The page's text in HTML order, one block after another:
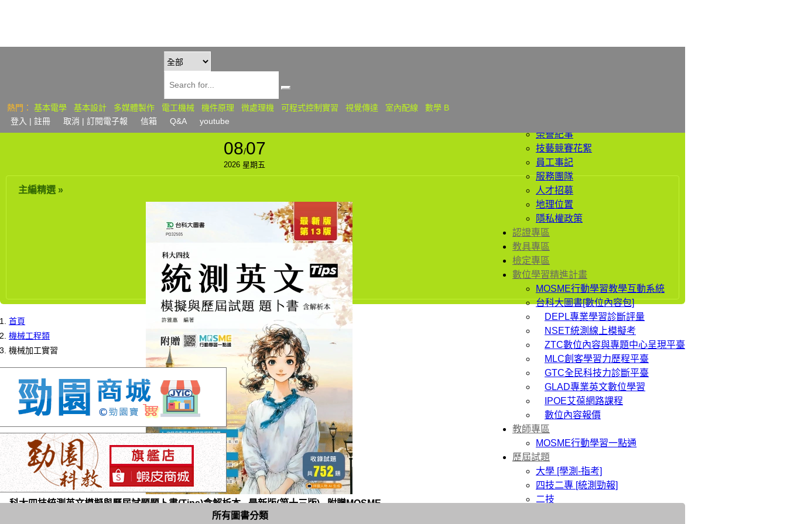
榮譽紀事
技藝競賽花絮
員工事記
服務團隊
人才招募
地理位置
隱私權政策
認證專區
教具專區
檢定專區
數位學習精進計畫
MOSME行動學習教學互動系統
台科大圖書[數位內容包]
DEPL專業學習診斷評量
NSET統測線上模擬考
ZTC數位內容與專題中心呈現平臺
MLC創客學習力歷程平臺
GTC全民科技力診斷平臺
GLAD專業英文數位學習
IPOE艾葆網路課程
數位內容報價
教師專區
MOSME行動學習一點通
歷屆試題
大學 [學測-指考]
四技二專 [統測勁報]
二技
熱門： 基本電學 基本設計 多媒體製作 電工機械 機件原理 微處理機 可程式控制實習 視覺傳達 室內配線
數學 B
登入 | 註冊 取消 | 訂閱電子報 信箱 Q&A youtube
08/07
2026 星期五
主編精選 »
科大四技統測英文模擬與歷屆試題題卜書(Tips)含解析本 - 最新版(第十三版) - 附贈MOSME
首頁
機械工程類
機械加工實習
所有圖書分類